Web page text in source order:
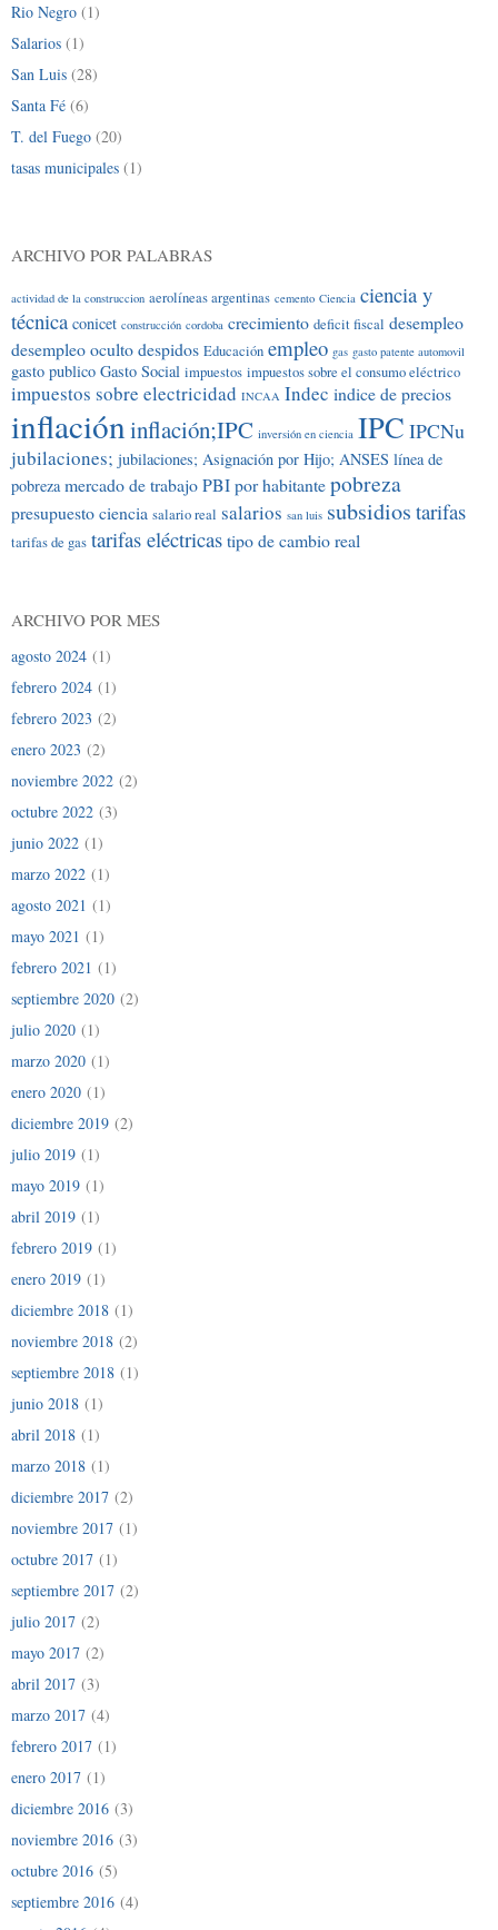
Rio Negro (1)
Salarios (1)
San Luis (28)
Santa Fé (6)
T. del Fuego (20)
tasas municipales (1)
ARCHIVO POR PALABRAS
actividad de la construccion aerolíneas argentinas cemento Ciencia ciencia y
técnica conicet construcción cordoba crecimiento deficit fiscal desempleo
desempleo ocultodespidos Educación empleo gas gasto patente automovil
gasto publico Gasto Social impuestos impuestos sobre el consumo eléctrico
impuestos sobre electricidad INCAA Indec indice de precios
inflacióninflación;IPC inversión en ciencia IPC IPCNu
jubilaciones; jubilaciones; Asignación por Hijo; ANSES línea de
pobreza mercado de trabajoPBI por habitantepobreza
presupuesto ciencia salario real salarios san luis subsidios tarifas
tarifas de gas tarifas eléctricastipo de cambio real
ARCHIVO POR MES
agosto 2024 (1)
febrero 2024 (1)
febrero 2023 (2)
enero 2023 (2)
noviembre 2022 (2)
octubre 2022 (3)
junio 2022 (1)
marzo 2022 (1)
agosto 2021 (1)
mayo 2021 (1)
febrero 2021 (1)
septiembre 2020 (2)
julio 2020 (1)
marzo 2020 (1)
enero 2020 (1)
diciembre 2019 (2)
julio 2019 (1)
mayo 2019 (1)
abril 2019 (1)
febrero 2019 (1)
enero 2019 (1)
diciembre 2018 (1)
noviembre 2018 (2)
septiembre 2018 (1)
junio 2018 (1)
abril 2018 (1)
marzo 2018 (1)
diciembre 2017 (2)
noviembre 2017 (1)
octubre 2017 (1)
septiembre 2017 (2)
julio 2017 (2)
mayo 2017 (2)
abril 2017 (3)
marzo 2017 (4)
febrero 2017 (1)
enero 2017 (1)
diciembre 2016 (3)
noviembre 2016 (3)
octubre 2016 (5)
septiembre 2016 (4)